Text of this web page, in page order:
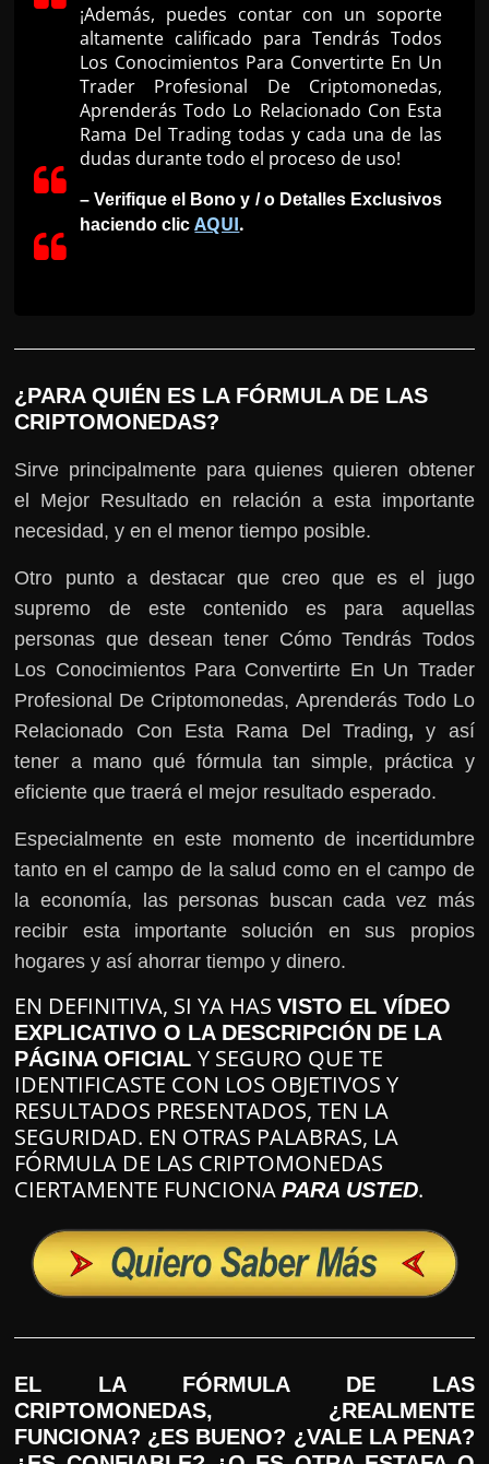
¡Además, puedes contar con un soporte
altamente calificado para Tendrás Todos
Los Conocimientos Para Convertirte En Un
Trader Profesional De Criptomonedas,
Aprenderás Todo Lo Relacionado Con Esta
Rama Del Trading todas y cada una de las
dudas durante todo el proceso de uso!
– Verifique el Bono y / o Detalles Exclusivos
haciendo clic AQUI.
¿PARA QUIÉN ES LA FÓRMULA DE LAS
CRIPTOMONEDAS?
Sirve principalmente para quienes quieren obtener
el Mejor Resultado en relación a esta importante
necesidad, y en el menor tiempo posible.
Otro punto a destacar que creo que es el jugo
supremo de este contenido es para aquellas
personas que desean tener Cómo Tendrás Todos
Los Conocimientos Para Convertirte En Un Trader
Profesional De Criptomonedas, Aprenderás Todo Lo
Relacionado Con Esta Rama Del Trading, y así
tener a mano qué fórmula tan simple, práctica y
eficiente que traerá el mejor resultado esperado.
Especialmente en este momento de incertidumbre
tanto en el campo de la salud como en el campo de
la economía, las personas buscan cada vez más
recibir esta importante solución en sus propios
hogares y así ahorrar tiempo y dinero.
EN DEFINITIVA, SI YA HASVISTO EL VÍDEO
EXPLICATIVO O LA DESCRIPCIÓN DE LA
PÁGINA OFICIALY SEGURO QUE TE
IDENTIFICASTE CON LOS OBJETIVOS Y
RESULTADOS PRESENTADOS, TEN LA
SEGURIDAD. EN OTRAS PALABRAS, LA
FÓRMULA DE LAS CRIPTOMONEDAS
CIERTAMENTE FUNCIONAPARA USTED.
EL LA FÓRMULA DE LAS
CRIPTOMONEDAS, ¿REALMENTE
FUNCIONA? ¿ES BUENO? ¿VALE LA PENA?